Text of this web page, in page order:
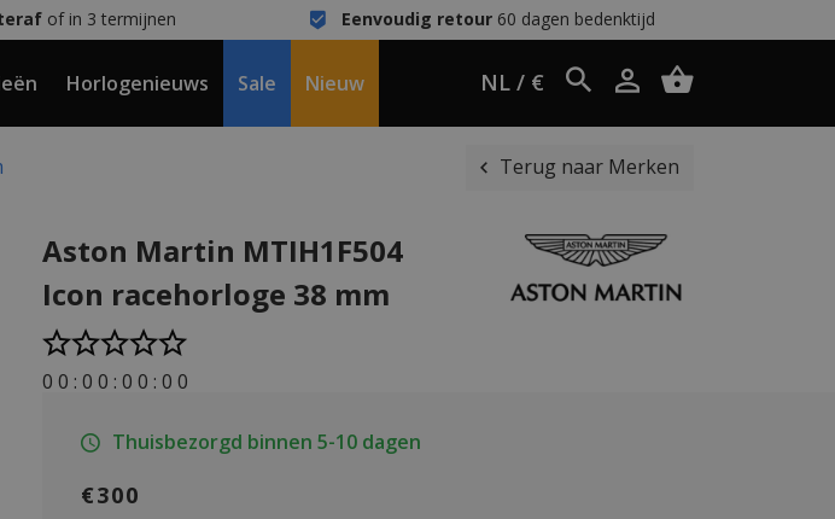
of in 3 termijnen Eenvoudig retour60 dagen bedenktijd
Horlogenieuws Sale Nieuw NL / €
Terug naar Merken
Aston Martin MTIH1F504
Icon racehorloge 38 mm
0 0 : 0 0 : 0 0 : 0 0
Thuisbezorgd binnen 5-10 dagen
€300